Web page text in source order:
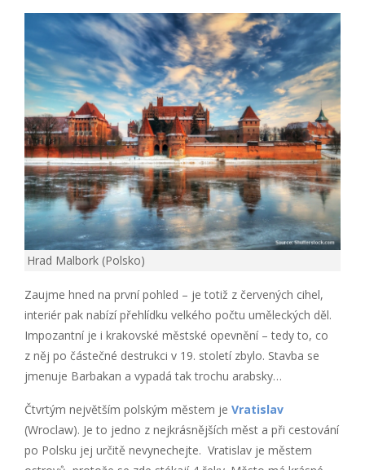
Hrad Malbork (Polsko)
Zaujme hned na první pohled – je totiž z červených cihel,
interiér pak nabízí přehlídku velkého počtu uměleckých děl.
Impozantní je i krakovské městské opevnění – tedy to, co
z něj po částečné destrukci v 19. století zbylo. Stavba se
jmenuje Barbakan a vypadá tak trochu arabsky…
Čtvrtým největším polským městem je Vratislav
(Wroclaw). Je to jedno z nejkrásnějších měst a při cestování
po Polsku jej určitě nevynechejte. Vratislav je městem